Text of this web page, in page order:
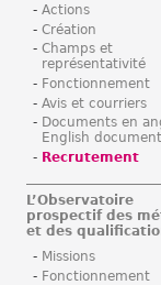
Actions
Création
Champs et
représentativité
Fonctionnement
Avis et courriers
Documents en
English
Recrutement
L’Observatoire
prospectif des
et des
Missions
Fonctionnement